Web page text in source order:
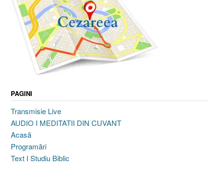
PAGINI
Transmisie Live
AUDIO I MEDITATII DIN CUVANT
Acasă
Programări
Text I Studiu Biblic